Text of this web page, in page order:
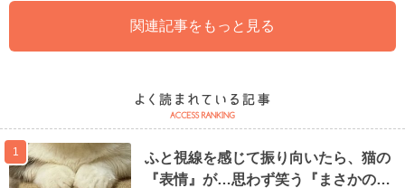
関連記事をもっと見る
1
ふと視線を感じて振り向いたら、猫の
『表情』が…思わず笑う『まさかの…